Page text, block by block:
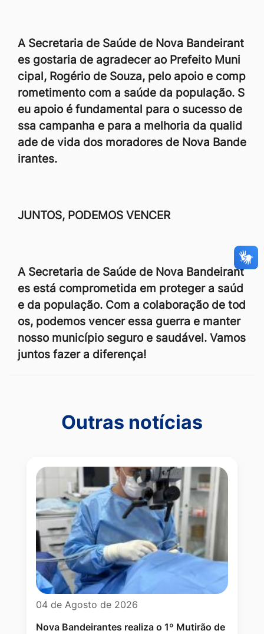
A Secretaria de Saúde de Nova Bandeirant
es gostaria de agradecer ao Prefeito Muni
cipal, Rogério de Souza, pelo apoio e comp
rometimento com a saúde da população. S
eu apoio é fundamental para o sucesso de
ssa campanha e para a melhoria da qualid
ade de vida dos moradores de Nova Bande
irantes.
JUNTOS, PODEMOS VENCER
A Secretaria de Saúde de Nova Bandeirant
es está comprometida em proteger a saúd
e da população. Com a colaboração de tod
os, podemos vencer essa guerra e manter
nosso município seguro e saudável. Vamos
juntos fazer a diferença!
Outras notícias
Outras notícias
04 de Agosto de 2026
Nova Bandeirantes realiza o 1º Mutirão de